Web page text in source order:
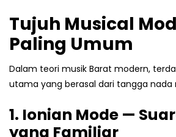
Tujuh Musical
Paling Umum
Dalam teori musik Barat modern,
utama yang berasal dari tangga nada
1. Ionian Mode —
yang Familiar